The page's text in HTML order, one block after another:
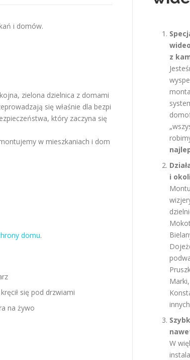
i domów.
zielona dzielnica z domami
się właśnie dla bezpi
który zaczyna się
w mieszkaniach i dom
domu.
się pod drzwiami
na żywo
z
i
W